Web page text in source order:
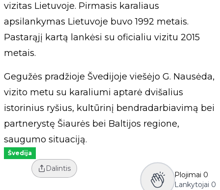
vizitas Lietuvoje. Pirmasis karaliaus
apsilankymas Lietuvoje buvo 1992 metais.
Pastarąjį kartą lankėsi su oficialiu vizitu 2015
metais.
Gegužės pradžioje Švedijoje viešėjo G. Nausėda,
vizito metu su karaliumi aptarė dvišalius
istorinius ryšius, kultūrinį bendradarbiavimą bei
partnerystę Šiaurės bei Baltijos regione,
saugumo situaciją.
Švedija
Dalintis
Plojimai 0
Lankytojai 0